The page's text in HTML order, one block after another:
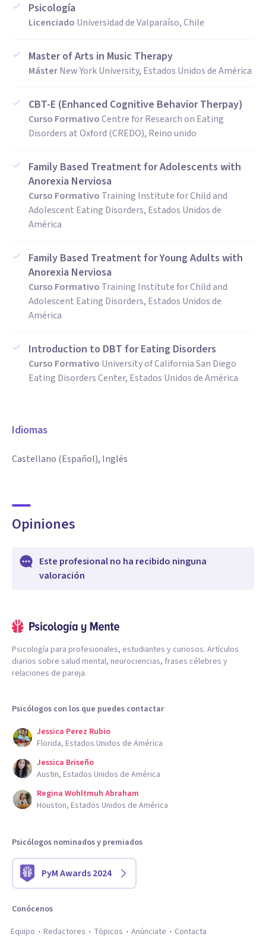
Psicología
Licenciado Universidad de Valparaíso, Chile
Master of Arts in Music Therapy
MásterNew York University, Estados Unidos de América
CBT-E (Enhanced Cognitive Behavior Therpay)
Curso FormativoCentre for Research on Eating
Disorders at Oxford (CREDO), Reino unido
Family Based Treatment for Adolescents with
Anorexia Nerviosa
Curso Formativo Training Institute for Child and
Adolescent Eating Disorders, Estados Unidos de
América
Family Based Treatment for Young Adults with
Anorexia Nerviosa
Curso Formativo Training Institute for Child and
Adolescent Eating Disorders, Estados Unidos de
América
Introduction to DBT for Eating Disorders
Curso Formativo University of California San Diego
Eating Disorders Center, Estados Unidos de América
Idiomas
Castellano (Español), Inglés
Opiniones
Este profesional no ha recibido ninguna
valoración
Psicología para profesionales, estudiantes y curiosos. Artículos
diarios sobre salud mental, neurociencias, frases célebres y
relaciones de pareja.
Psicólogos con los que puedes contactar
Jessica Perez Rubio
Florida, Estados Unidos de América
Jessica Briseño
Austin, Estados Unidos de América
Regina Wohltmuh Abraham
Houston, Estados Unidos de América
Psicólogos nominados y premiados
PyM Awards 2024
Conócenos
Equipo
Redactores Tópicos Anúnciate Contacta